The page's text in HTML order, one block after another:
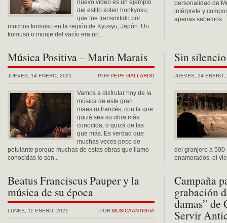
nuevo vídeo es un ejemplo
del estilo koten honkyoku,
que fue transmitido por
muchos komuso en la región de Kyusyu, Japón. Un
komusō o monje del vacío era un...
personalidad de
intérprete y
apenas sabemos...
Música Positiva – Marin Marais
POR PEPE GALLARDO
JUEVES, 14 ENERO, 2021
Vamos a disfrutar hoy de la
música de este gran
maestro francés, con la que
quizá sea su obra más
conocida, o quizá de las
que más. Es verdad que
muchas veces peco de
petulante porque muchas de estas obras que llamo
conocidas lo son...
Sin
JUEVES, 14 ENERO,
del granjero a 500
enamorados, el
Beatus Franciscus Pauper y la
música de su época
POR MUSICAANTIGUA
LUNES, 11 ENERO, 2021
Campaña
grabación
damas” de
Servir